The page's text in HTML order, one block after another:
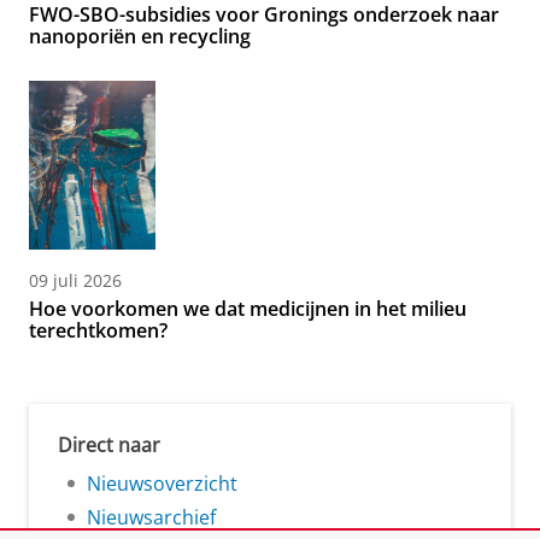
FWO-SBO-subsidies voor Gronings onderzoek naar
nanoporiën en recycling
09 juli 2026
Hoe voorkomen we dat medicijnen in het milieu
terechtkomen?
Direct naar
Nieuwsoverzicht
Nieuwsarchief